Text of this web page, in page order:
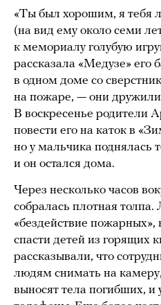
«Ты был хорошим, я тебя
(на вид ему около семи
к мемориалу голубую
рассказала «Медузе» его
в одном доме со
на пожаре, — они дружили
В воскресенье родители
повести его на каток в
но у мальчика поднялась
и он остался дома.
Через несколько часов
собралась плотная
«бездействие пожарных»,
спасти детей из
рассказывали, что
людям снимать на
выносят тела погибших, и